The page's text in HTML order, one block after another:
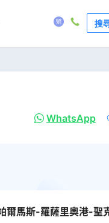
搜
WhatsApp
爾馬斯-羅薩里奧港-聖